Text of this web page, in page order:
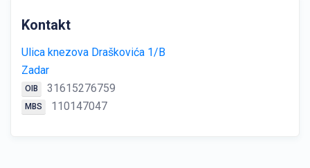
Kontakt
Ulica knezova Draškovića 1/B
Zadar
OIB 31615276759
MBS 110147047